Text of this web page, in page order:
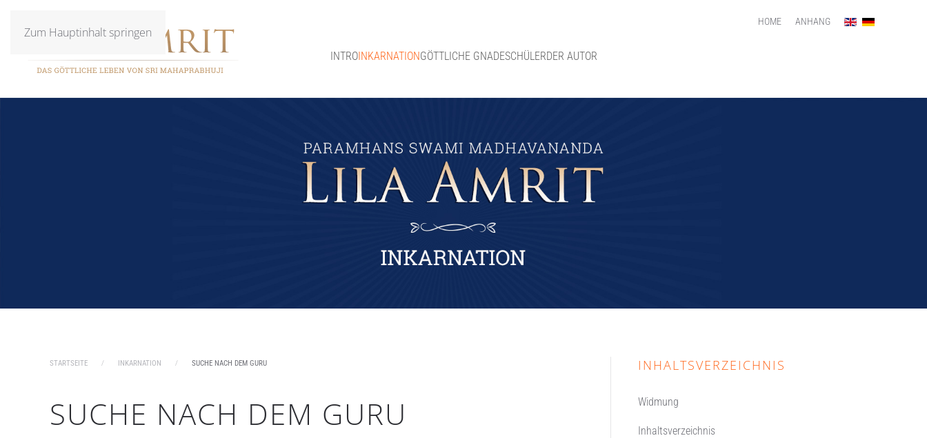
Zum Hauptinhalt springen
HOME ANHANG
INTROINKARNATIONGÖTTLICHE GNADESCHÜLERDER AUTOR
STARTSEITE INKARNATION SUCHE NACH DEM GURU
SUCHE NACH DEM GURU
INHALTSVERZEICHNIS
Widmung
Inhaltsverzeichnis